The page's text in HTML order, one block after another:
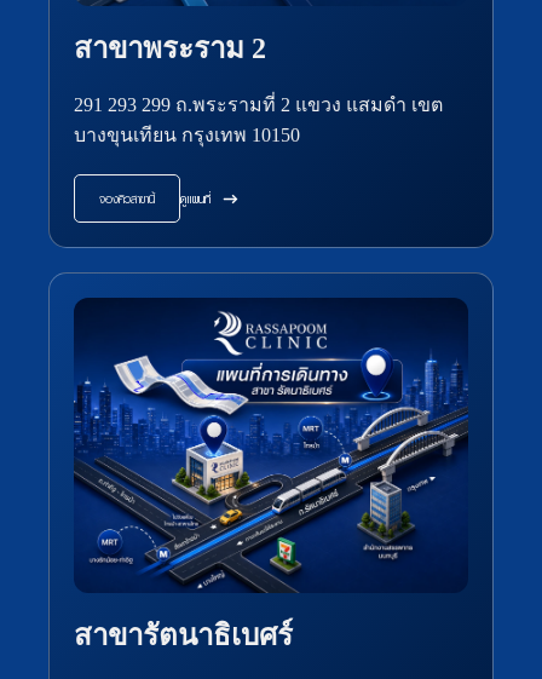
สาขาพระราม 2
291 293 299 ถ.พระรามที่ 2 แขวง แสมดำ เขต
บางขุนเทียน กรุงเทพ 10150
จองคิวสาขานี้ ดูแผนที่
สาขารัตนาธิเบศร์